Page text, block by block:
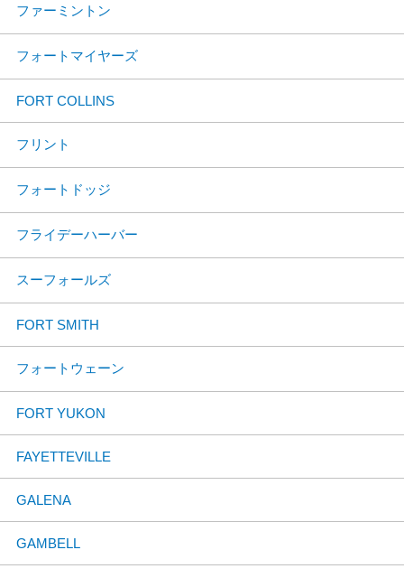
ファーミントン
フォートマイヤーズ
FORT COLLINS
フリント
フォートドッジ
フライデーハーバー
スーフォールズ
FORT SMITH
フォートウェーン
FORT YUKON
FAYETTEVILLE
GALENA
GAMBELL